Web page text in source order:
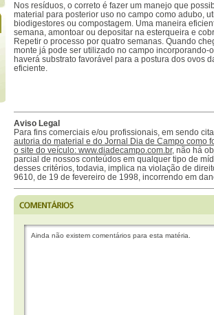
Nos resíduos, o correto é fazer um manejo que
material para posterior uso no campo como adubo,
biodigestores ou compostagem. Uma maneira
semana, amontoar ou depositar na esterqueira e
Repetir o processo por quatro semanas. Quando
monte já pode ser utilizado no campo incorporando-
haverá substrato favorável para a postura dos ovos
eficiente.
Aviso Legal
Para fins comerciais e/ou profissionais, em sendo
autoria do material e do Jornal Dia de Campo como
o site do veículo: www.diadecampo.com.br, não há
parcial de nossos conteúdos em qualquer tipo de
desses critérios, todavia, implica na violação de
9610, de 19 de fevereiro de 1998, incorrendo em
Ainda não existem comentários para esta matéria.